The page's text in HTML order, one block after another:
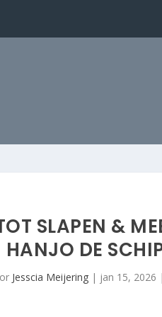
SLAPEN &
HANJO DE
Jesscia Meijering| jan 15, 2026